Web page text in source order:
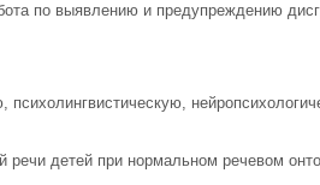
по выявлению и предупреждению
психолингвистическую,
речи детей при нормальном речевом